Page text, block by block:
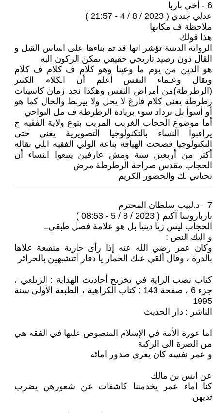
6 - أخي باربا
عدلي جندي ( 2023 / 8 / 4 - 21:57 )
ملاحظة ف مكانها
هذا قولك
الرواية الدينية تؤشر انها قد تم بناءها على اساس القيل و
القال دون رصيد تاريخي حقيقي يمكن الركون اليه
هو الدين من يوم ما وعينا وهو كلام ف كلام ف كلام
ويقال وعلماء النفس أعلم أن الكلام الكتير
(الرطرطة)من أمراض النفس وهكذا نجد زمان كاسيتات
رطرطة يعني كلام فارغ لا يحل ولا بيربط والحال كما هو
أو أسوأ بل تزداد سوء بزيادة الرطرطة ف مل النواحي
أما موضوع الحجاب الغريب المريب بتوع ولاية الفقيه ح
يراقبوا النساء بالتكنولوجيا التصويرية يعني حتى
التكنولوجيا فضحت الهيافة بتاعة الولي الفقيه اللي بقاله
أكثر من أربعين سنة ومش عارفين يتبعوا النساء أن
الحجاب مقدس صراحة الرطرطة مرض
تحياتي لك والحضور الكريم
7 - د.لبيب سلطان المحترم
بارباروسا آكيم ( 2023 / 8 / 5 - 08:53 )
الحجاب ليس زيا دينيا بل هو علامة فصل طبقي..
و اليك النص :
وكان عمر رضي الله عنه إذا رأى جارية متقنعة علاها
بالدرة ، وقال ألقي عنك الخمار يا دفار أتتشبهين بالحرائر
كتاب نصب الراية في تخريح أحاديث الهداية : الزيلعي ،
جزء 6 ، صفحة 143 : كتاب الكراهية ، الطبعة الأولى سنة
1995
الناشر : دار الحديث
اما عورة الأمة في الإسلام المنصوص عليها في الفقه هي
من الصرة الى الركبة
و عمر نفسه كان يعري صدور امائه
عن انس بن مالك
كنا اماء عمر يخدمننا كاشفات عن شعورهن يضرب
ثديهن